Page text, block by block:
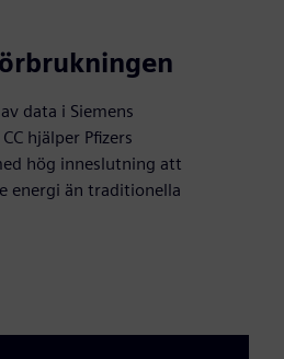
data i Siemens
hjälper Pfizers
hög inneslutning att
energi än traditionella